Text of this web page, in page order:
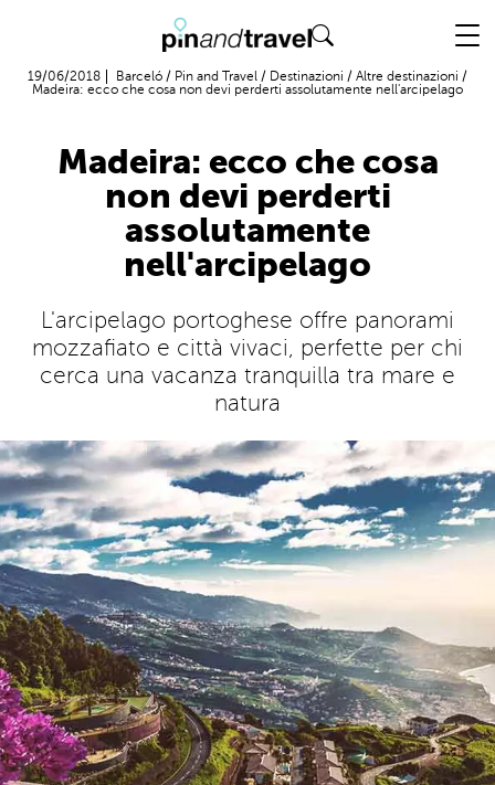
19/06/2018 Barceló / Pin and Travel / Destinazioni / Altre destinazioni /
Madeira: ecco che cosa non devi perderti assolutamente nell'arcipelago
Madeira: ecco che cosa
non devi perderti
assolutamente
nell'arcipelago
L'arcipelago portoghese offre panorami
mozzafiato e città vivaci, perfette per chi
cerca una vacanza tranquilla tra mare e
natura